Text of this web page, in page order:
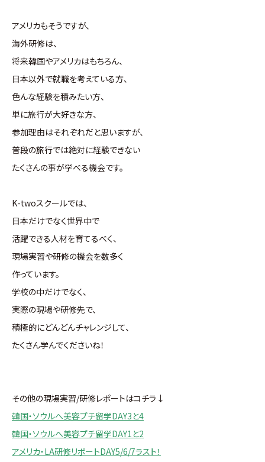
アメリカもそうですが、
海外研修は、
将来韓国やアメリカはもちろん、
日本以外で就職を考えている方、
色んな経験を積みたい方、
単に旅行が大好きな方、
参加理由はそれぞれだと思いますが、
普段の旅行では絶対に経験できない
たくさんの事が学べる機会です。
K-twoスクールでは、
日本だけでなく世界中で
活躍できる人材を育てるべく、
現場実習や研修の機会を数多く
作っています。
学校の中だけでなく、
実際の現場や研修先で、
積極的にどんどんチャレンジして、
たくさん学んでくださいね！
その他の現場実習/研修レポートはコチラ↓
韓国・ソウルへ美容プチ留学DAY3と4
韓国・ソウルへ美容プチ留学DAY1と2
アメリカ・LA研修リポートDAY5/6/7ラスト！